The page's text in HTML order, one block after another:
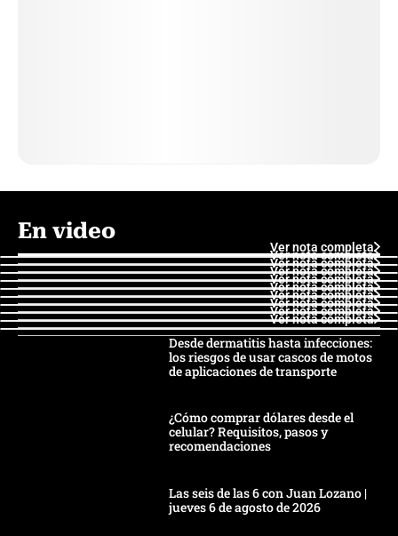
En video
Ver nota completa
Ver nota completa
Ver nota completa
Ver nota completa
Ver nota completa
Ver nota completa
Ver nota completa
Ver nota completa
Ver nota completa
Ver nota completa
Desde dermatitis hasta infecciones:
los riesgos de usar cascos de motos
de aplicaciones de transporte
¿Cómo comprar dólares desde el
celular? Requisitos, pasos y
recomendaciones
Las seis de las 6 con Juan Lozano |
jueves 6 de agosto de 2026